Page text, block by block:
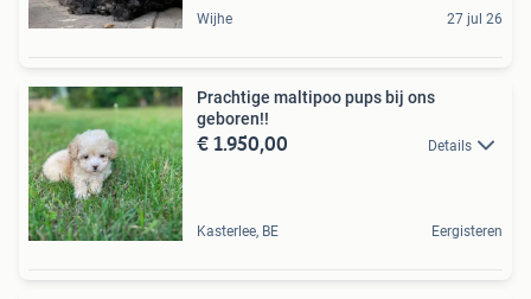
Wijhe 27 jul 26
Prachtige maltipoo pups bij ons
geboren!!
€ 1.950,00 Details
Kasterlee, BE Eergisteren